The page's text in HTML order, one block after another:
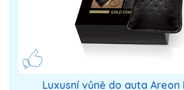
Luxusní vůně do auta